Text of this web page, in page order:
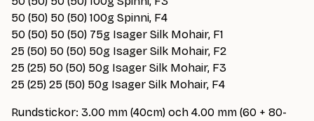
50 (50) 50 (50) 100g Spinni, F4
50 (50) 50 (50) 75g Isager Silk Mohair, F1
25 (50) 50 (50) 50g Isager Silk Mohair, F2
25 (25) 50 (50) 50g Isager Silk Mohair, F3
25 (25) 25 (50) 50g Isager Silk Mohair, F4
Rundstickor: 3.00 mm (40cm) och 4.00 mm (60 + 80-